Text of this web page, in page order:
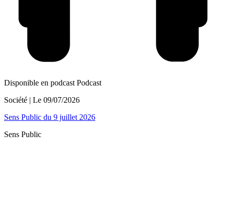
Disponible en podcast Podcast
Société | Le 09/07/2026
Sens Public du 9 juillet 2026
Sens Public